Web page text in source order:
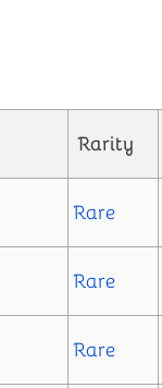
Rarity
Rare
Rare
Rare